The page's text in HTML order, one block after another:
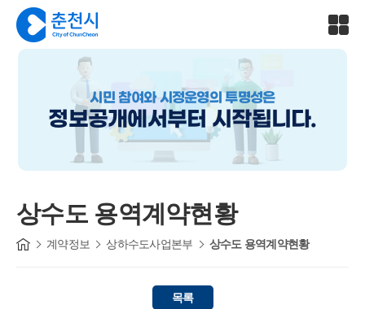
시민 참여와 시정운영의 투명성은
정보공개에서부터 시작됩니다.
상수도 용역계약현황
계약정보 상하수도사업본부 상수도 용역계약현황
목록